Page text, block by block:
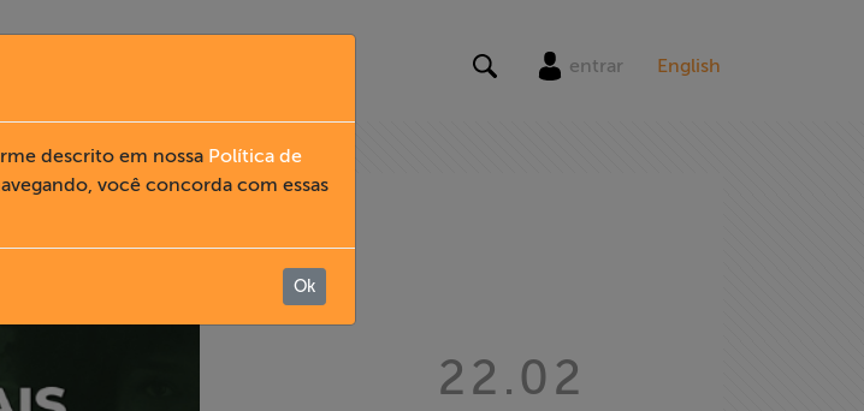
entrar English
22.02
descrito em nossa Política de
você concorda com essas
Ok